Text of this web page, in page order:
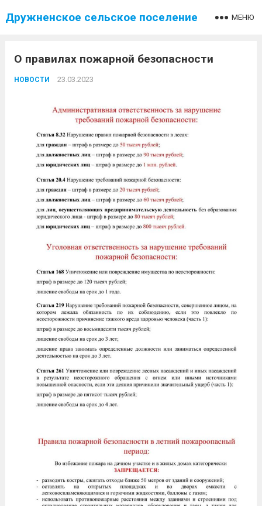
Дружненское сельское поселение МЕНЮ
О правилах пожарной безопасности
НОВОСТИ 23.03.2023